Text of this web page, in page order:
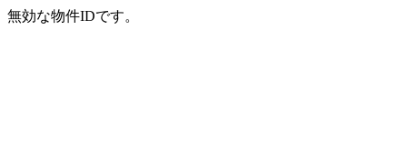
無効な物件IDです。